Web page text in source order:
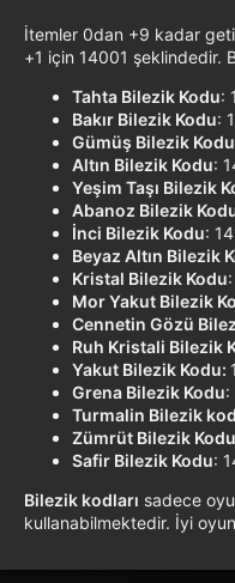
İtemler 0dan +9 kadar
+1 için 14001 şeklindedir.
Tahta Bilezik Kodu:
Bakır Bilezik Kodu:
Gümüş Bilezik Kodu
Altın Bilezik Kodu:
Yeşim Taşı Bilezik
Abanoz Bilezik
İnci Bilezik Kodu:
Beyaz Altın Bilezik
Kristal Bilezik Kodu
Mor Yakut Bilezik
Cennetin Gözü
Ruh Kristali Bilezik
Yakut Bilezik Kodu:
Grena Bilezik Kodu:
Turmalin Bilezik
Zümrüt Bilezik Kodu
Safir Bilezik Kodu:
Bilezik kodları sadece
kullanabilmektedir. İyi